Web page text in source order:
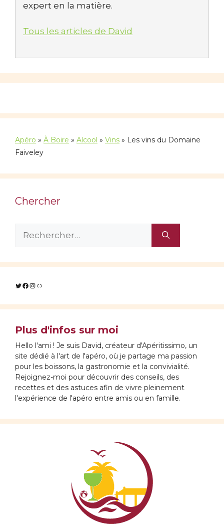
expert en la matière.
Tous les articles de David
Apéro » À Boire » Alcool » Vins » Les vins du Domaine
Faiveley
Chercher
Rechercher :
Twitter
Facebook
Instagram
Lien
Plus d'infos sur moi
Hello l'ami ! Je suis David, créateur d'Apéritissimo, un
site dédié à l'art de l'apéro, où je partage ma passion
pour les boissons, la gastronomie et la convivialité.
Rejoignez-moi pour découvrir des conseils, des
recettes et des astuces afin de vivre pleinement
l'expérience de l'apéro entre amis ou en famille.